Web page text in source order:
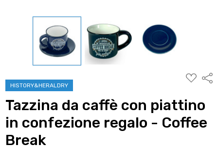
HISTORY&HERALDRY
ALLA
Tazzina da caffè con piattino
in confezione regalo - Coffee
Break